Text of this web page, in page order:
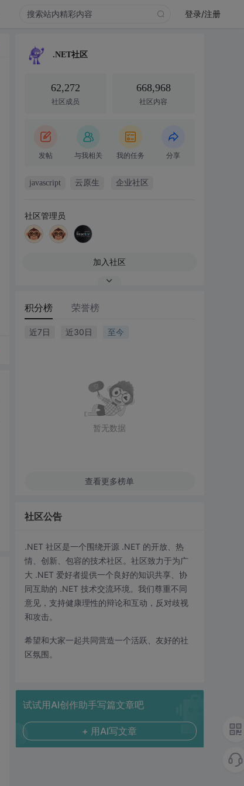
登录/注册
.NET社区
62,272
社区成员
668,968
社区内容
发帖 与我相关 我的任务 分享
javascript 云原生 企业社区
社区管理员
加入社区
积分榜 荣誉榜
近7日 近30日 至今
暂无数据
查看更多榜单
社区公告
.NET 社区是一个围绕开源 .NET 的开放、热
情、创新、包容的技术社区。社区致力于为广
大 .NET 爱好者提供一个良好的知识共享、协
同互助的 .NET 技术交流环境。我们尊重不同
意见，支持健康理性的辩论和互动，反对歧视
和攻击。
希望和大家一起共同营造一个活跃、友好的社
区氛围。
试试用AI创作助手写篇文章吧
+ 用AI写文章